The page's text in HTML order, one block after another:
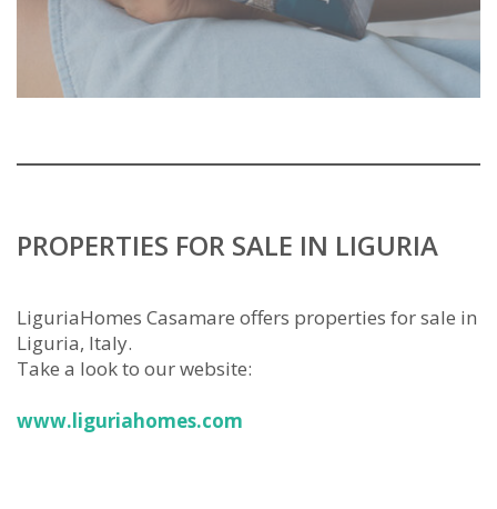
PROPERTIES FOR SALE IN LIGURIA
LiguriaHomes Casamare offers properties for sale in
Liguria, Italy.
Take a look to our website:
www.liguriahomes.com